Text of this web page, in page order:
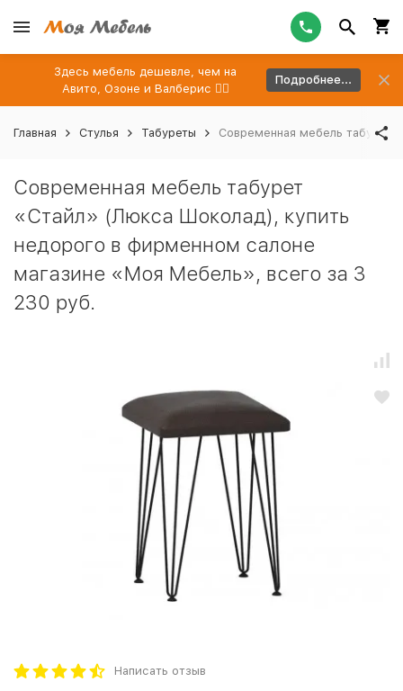
Здесь мебель дешевле, чем на
Авито, Озоне и Валберис 👉🏻
Подробнее...
Главная Стулья Табуреты Современная мебель табурет
Современная мебель табурет
«Стайл» (Люкса Шоколад), купить
недорого в фирменном салоне
магазине «Моя Мебель», всего за 3
230 руб.
Написать отзыв